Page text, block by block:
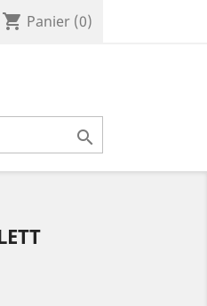
shopping_cart Panier (0)
